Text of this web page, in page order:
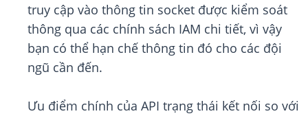
truy cập vào thông tin socket được kiểm soát
thông qua các chính sách IAM chi tiết, vì vậy
bạn có thể hạn chế thông tin đó cho các đội
ngũ cần đến.
Ưu điểm chính của API trạng thái kết nối so với